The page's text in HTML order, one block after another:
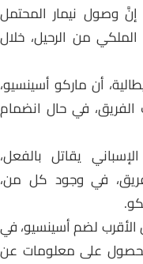
وصول نيمار المحتمل
من الرحيل، خلال
أن ماركو أسينسيو،
في حال انضمام
يقاتل بالفعل،
في وجود كل من،
لضم أسينسيو، في
على معلومات عن